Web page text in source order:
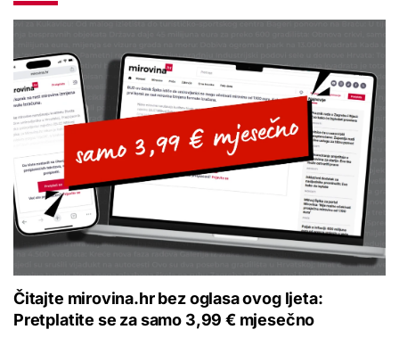
Čitajte mirovina.hr bez oglasa ovog ljeta:
Pretplatite se za samo 3,99 € mjesečno